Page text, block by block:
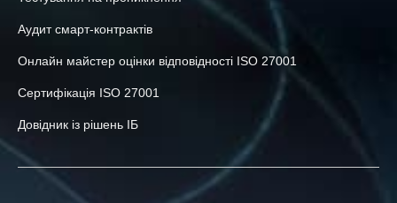
Аудит смарт-контрактів
Онлайн майстер оцінки відповідності ISO 27001
Сертифікація ISO 27001
Довідник із рішень ІБ